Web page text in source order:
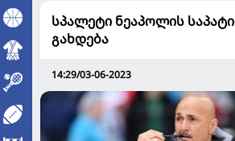
სპალეტი ნეაპოლის
გახდება
14:29/03-06-2023